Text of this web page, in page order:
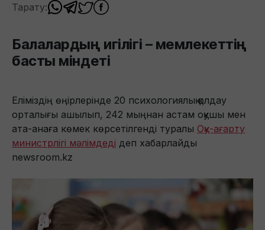
Тарату:
Балалардың игілігі – мемлекеттің
басты міндеті
Еліміздің өңірлерінде 20 психологиялық қолдау
орталығы ашылып, 242 мыңнан астам оқушы мен
ата-анаға көмек көрсетілгенді туралы Оқу-ағарту
министрлігі мәлімдеді деп хабарлайды
newsroom.kz